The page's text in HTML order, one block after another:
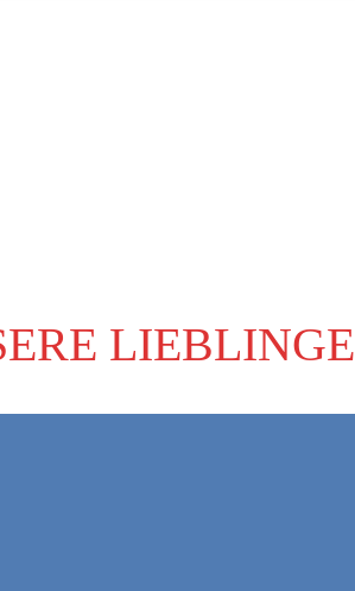
LIEBLINGE